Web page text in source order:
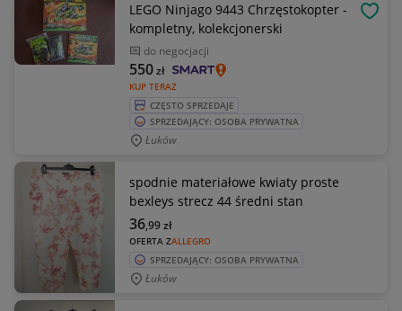
LEGO Ninjago 9443 Chrzęstokopter -
kompletny, kolekcjonerski
do negocjacji
KUP TERAZ
550zł
CZĘSTO SPRZEDAJE
SPRZEDAJĄCY: OSOBA PRYWATNA
Łuków
spodnie materiałowe kwiaty proste
bexleys strecz 44 średni stan
OFERTA ZALLEGRO
36,99zł
SPRZEDAJĄCY: OSOBA PRYWATNA
Łuków